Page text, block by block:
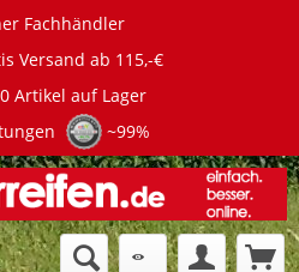
Fachhändler
Versand ab 115,-€
Artikel auf Lager
~99%